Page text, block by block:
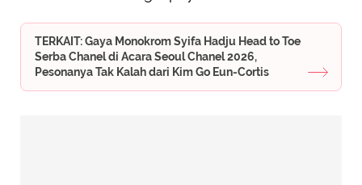
TERKAIT: Gaya Monokrom Syifa Hadju Head to Toe
Serba Chanel di Acara Seoul Chanel 2026,
Pesonanya Tak Kalah dari Kim Go Eun-Cortis